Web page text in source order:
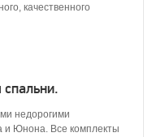
качественного
недорогими
и Юнона. Все комплекты